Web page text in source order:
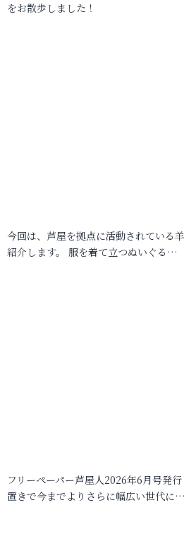
をお散歩しました！
今回は、芦屋を拠点に活動されている
紹介します。 服を着て立つぬいぐる…
フリーペーパー芦屋人2026年6月号発
置きで今までよりさらに幅広い世代に…